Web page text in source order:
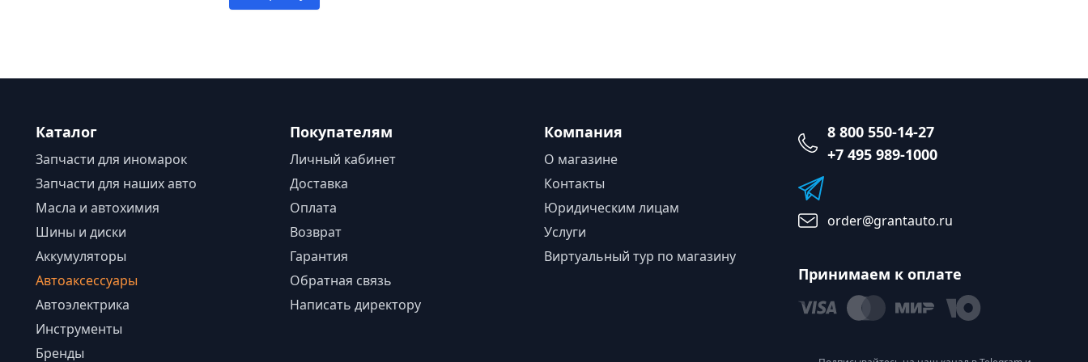
Каталог
Запчасти для иномарок
Запчасти для наших авто
Масла и автохимия
Шины и диски
Аккумуляторы
Автоаксессуары
Автоэлектрика
Инструменты
Бренды
Покупателям
Личный кабинет
Доставка
Оплата
Возврат
Гарантия
Обратная связь
Написать директору
Компания
О магазине
Контакты
Юридическим лицам
Услуги
Виртуальный тур по магазину
8 800 550-14-27
+7 495 989-1000
order@grantauto.ru
Принимаем к оплате